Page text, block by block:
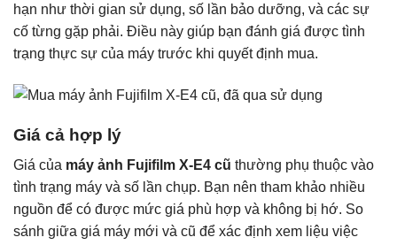
hạn như thời gian sử dụng, số lần bảo dưỡng, và các sự
cố từng gặp phải. Điều này giúp bạn đánh giá được tình
trạng thực sự của máy trước khi quyết định mua.
Giá cả hợp lý
Giá của máy ảnh Fujifilm X-E4 cũ thường phụ thuộc vào
tình trạng máy và số lần chụp. Bạn nên tham khảo nhiều
nguồn để có được mức giá phù hợp và không bị hớ. So
sánh giữa giá máy mới và cũ để xác định xem liệu việc